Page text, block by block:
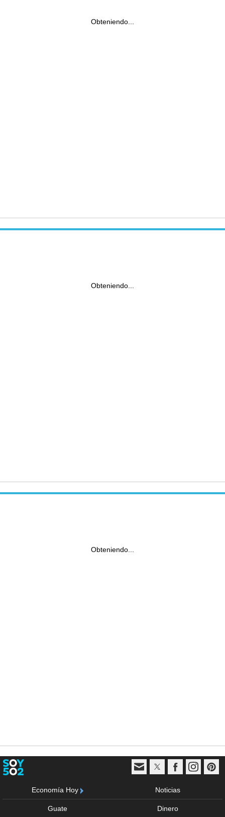
Obteniendo...
Obteniendo...
Obteniendo...
Economía Hoy Noticias
Guate Dinero